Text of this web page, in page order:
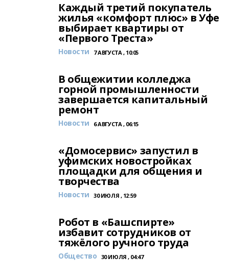
Каждый третий покупатель
жилья «комфорт плюс» в Уфе
выбирает квартиры от
«Первого Треста»
Новости 7 АВГУСТА , 10:05
В общежитии колледжа
горной промышленности
завершается капитальный
ремонт
Новости 6 АВГУСТА , 06:15
«Домосервис» запустил в
уфимских новостройках
площадки для общения и
творчества
Новости 30 ИЮЛЯ , 12:59
Робот в «Башспирте»
избавит сотрудников от
тяжёлого ручного труда
Общество 30 ИЮЛЯ , 04:47